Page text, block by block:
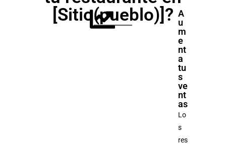
[Sitio(pueblo)]? A
u
m
e
nt
a
tu
s
ve
nt
as
Lo
s
res